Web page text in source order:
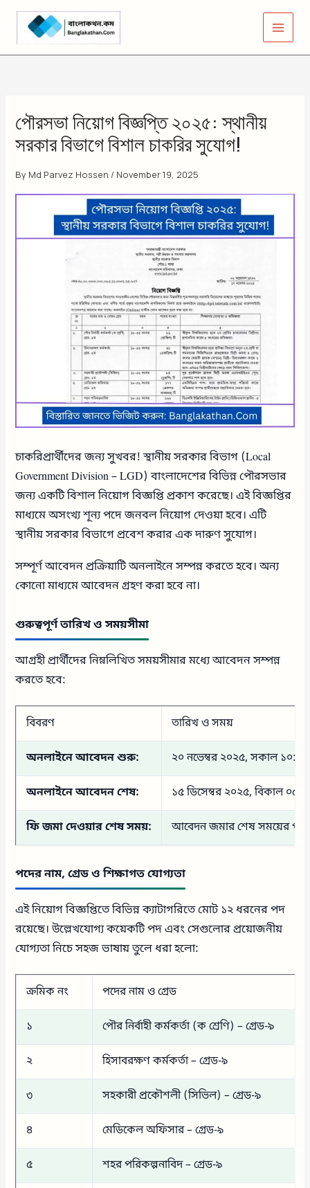
Skip
content
পৌরসভা নিয়োগ বিজ্ঞপ্তি ২০২৫: স্থানীয়
সরকার বিভাগে বিশাল চাকরির সুযোগ!
By Md Parvez Hossen / November 19, 2025
চাকরিপ্রার্থীদের জন্য সুখবর! স্থানীয় সরকার বিভাগ (Local
Government Division – LGD) বাংলাদেশের বিভিন্ন পৌরসভার
জন্য একটি বিশাল নিয়োগ বিজ্ঞপ্তি প্রকাশ করেছে। এই বিজ্ঞপ্তির
মাধ্যমে অসংখ্য শূন্য পদে জনবল নিয়োগ দেওয়া হবে। এটি
স্থানীয় সরকার বিভাগে প্রবেশ করার এক দারুণ সুযোগ।
সম্পূর্ণ আবেদন প্রক্রিয়াটি অনলাইনে সম্পন্ন করতে হবে। অন্য
কোনো মাধ্যমে আবেদন গ্রহণ করা হবে না।
গুরুত্বপূর্ণ তারিখ ও সময়সীমা
আগ্রহী প্রার্থীদের নিম্নলিখিত সময়সীমার মধ্যে আবেদন সম্পন্ন
করতে হবে:
বিবরণ তারিখ ও সময়
অনলাইনে আবেদন শুরু: ২০ নভেম্বর ২০২৫, সকাল ১০:০০
অনলাইনে আবেদন শেষ: ১৫ ডিসেম্বর ২০২৫, বিকাল
ফি জমা দেওয়ার শেষ সময়: আবেদন জমার শেষ সময়ের পর
পদের নাম, গ্রেড ও শিক্ষাগত যোগ্যতা
এই নিয়োগ বিজ্ঞপ্তিতে বিভিন্ন ক্যাটাগরিতে মোট ১২ ধরনের পদ
রয়েছে। উল্লেখযোগ্য কয়েকটি পদ এবং সেগুলোর প্রয়োজনীয়
যোগ্যতা নিচে সহজ ভাষায় তুলে ধরা হলো:
ক্রমিক নং পদের নাম ও গ্রেড
১ পৌর নির্বাহী কর্মকর্তা (ক শ্রেণি) – গ্রেড-৯
২ হিসাবরক্ষণ কর্মকর্তা – গ্রেড-৯
৩ সহকারী প্রকৌশলী (সিভিল) – গ্রেড-৯
৪ মেডিকেল অফিসার – গ্রেড-৯
৫ শহর পরিকল্পনাবিদ – গ্রেড-৯